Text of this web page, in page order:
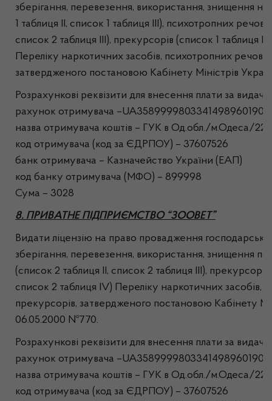
зберігання, перевезення, використання, знищення
1 таблиця ІІ, список 1 таблиця ІІІ), психотропних
список 2 таблиця ІІІ), прекурсорів (список 1 таблиця
Переліку наркотичних засобів, психотропних
затвердженого постановою Кабінету Міністрів
Розрахункові реквізити для внесення плати за видачу
рахунок отримувача
назва отримувача коштів – ГУК в Од.обл./м.Одеса/
код отримувача (код за ЄДРПОУ) – 37607526
банк отримувача – Казначейство України (ЕАП)
код банку отримувача (МФО) – 899998
Сума – 3028
8. ПРИВАТНЕ ПІДПРИЄМСТВО “ЗООВЕТ”
Видати ліцензію на право провадження
зберігання, перевезення, використання, знищення
(список 2 таблиця ІІ, список 2 таблиця ІІІ),
список 2 таблиця ІV) Переліку наркотичних засобів,
прекурсорів, затвердженого постановою Кабінету
06.05.2000 №770.
Розрахункові реквізити для внесення плати за видачу
рахунок отримувача
назва отримувача коштів – ГУК в Од.обл./м.Одеса/
код отримувача (код за ЄДРПОУ) – 37607526